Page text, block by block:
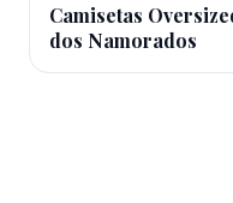
Camisetas
dos Namorados